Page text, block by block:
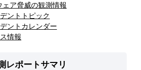
ア脅威の観測情報
ントトピック
ントカレンダー
情報
レポートサマリ